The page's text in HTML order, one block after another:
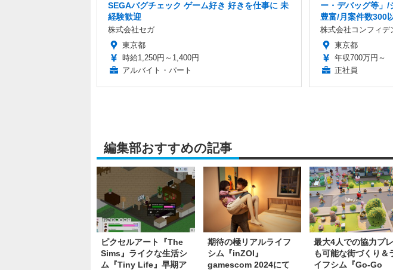
SEGAバグチェック ゲーム好き 好きを仕事に 未
経験歓迎
株式会社セガ
東京都
時給1,250円～1,400円
アルバイト・パート
ー・デバッグ等」/
豊富/月案件数300
株式会社コンフィデ
東京都
年収700万円～
正社員
編集部おすすめの記事
ピクセルアート『The
Sims』ライクな生活シ
ム『Tiny Life』早期ア
期待の極リアルライフ
シム『inZOI』
gamescom 2024にて
最大4人での協力プ
も可能な街づくり＆
イフシム『Go-Go